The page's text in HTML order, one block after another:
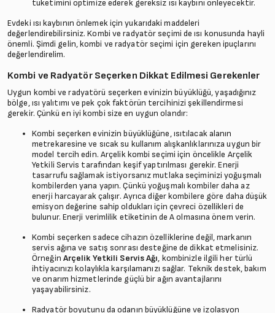
tüketimini optimize ederek gereksiz ısı kaybını önleyecektir.
Evdeki ısı kaybının önlemek için yukarıdaki maddeleri
değerlendirebilirsiniz. Kombi ve radyatör seçimi de ısı konusunda hayli
önemli. Şimdi gelin, kombi ve radyatör seçimi için gereken ipuçlarını
değerlendirelim.
Kombi ve Radyatör Seçerken Dikkat Edilmesi Gerekenler
Uygun kombi ve radyatörü seçerken evinizin büyüklüğü, yaşadığınız
bölge, ısı yalıtımı ve pek çok faktörün tercihinizi şekillendirmesi
gerekir. Çünkü en iyi kombi size en uygun olandır:
Kombi seçerken evinizin büyüklüğüne, ısıtılacak alanın
metrekaresine ve sıcak su kullanım alışkanlıklarınıza uygun bir
model tercih edin. Arçelik kombi seçimi için öncelikle Arçelik
Yetkili Servis tarafından keşif yaptırılması gerekir. Enerji
tasarrufu sağlamak istiyorsanız mutlaka seçiminizi yoğuşmalı
kombilerden yana yapın. Çünkü yoğuşmalı kombiler daha az
enerji harcayarak çalışır. Ayrıca diğer kombilere göre daha düşük
emisyon değerine sahip oldukları için çevreci özellikleri de
bulunur. Enerji verimlilik etiketinin de A olmasına önem verin.
Kombi seçerken sadece cihazın özelliklerine değil, markanın
servis ağına ve satış sonrası desteğine de dikkat etmelisiniz.
Örneğin Arçelik Yetkili Servis Ağı, kombinizle ilgili her türlü
ihtiyacınızı kolaylıkla karşılamanızı sağlar. Teknik destek, bakım
ve onarım hizmetlerinde güçlü bir ağın avantajlarını
yaşayabilirsiniz.
Radyatör boyutunu da odanın büyüklüğüne ve izolasyon